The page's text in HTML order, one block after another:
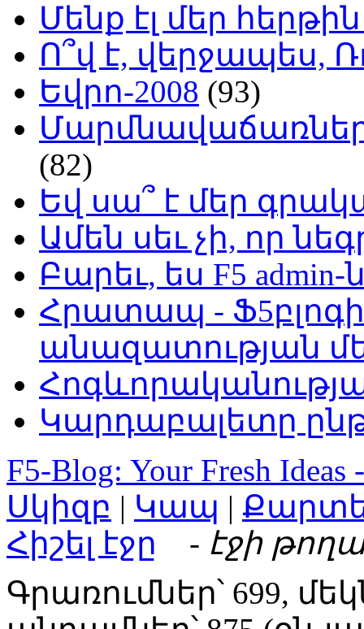
Մենք էլ մեր
Ո՞վ է, վերջապես,
Եվրո-2008 (93)
Մարմնավաճառներ
(82)
Եվ սա՞ է մեր
Ամեն սեւ չի, որ
Բարեւ, ես F5 admin-
Հրատապ -
անազատության
Կարդաբալետը
F5-Blog: Your Fresh Ideas
Սկիզբ | Կապ |
Հիշել էջը
- էջի
Գրառումներ՝ 699,